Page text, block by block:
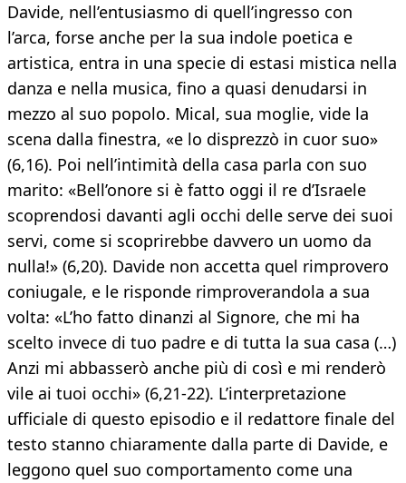
Davide, nell’entusiasmo di quell’ingresso con
l’arca, forse anche per la sua indole poetica e
artistica, entra in una specie di estasi mistica nella
danza e nella musica, fino a quasi denudarsi in
mezzo al suo popolo. Mical, sua moglie, vide la
scena dalla finestra, «e lo disprezzò in cuor suo»
(6,16). Poi nell’intimità della casa parla con suo
marito: «Bell’onore si è fatto oggi il re d’Israele
scoprendosi davanti agli occhi delle serve dei suoi
servi, come si scoprirebbe davvero un uomo da
nulla!» (6,20). Davide non accetta quel rimprovero
coniugale, e le risponde rimproverandola a sua
volta: «L’ho fatto dinanzi al Signore, che mi ha
scelto invece di tuo padre e di tutta la sua casa (…)
Anzi mi abbasserò anche più di così e mi renderò
vile ai tuoi occhi» (6,21-22). L’interpretazione
ufficiale di questo episodio e il redattore finale del
testo stanno chiaramente dalla parte di Davide, e
leggono quel suo comportamento come una